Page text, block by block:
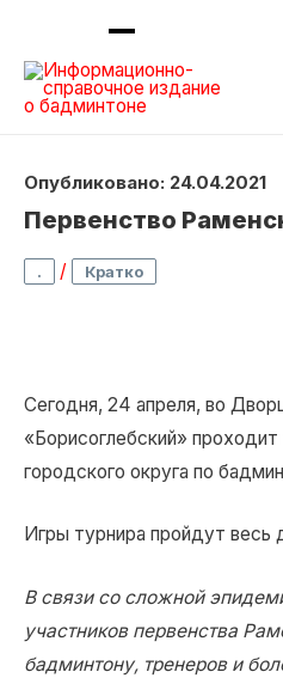
Опубликовано: 24.04.2021
Первенство
. / Кратко
Сегодня, 24 апреля, во
«Борисоглебский»
городского округа по
Игры турнира пройдут весь
В связи со сложной
участников первенства
бадминтону, тренеров и